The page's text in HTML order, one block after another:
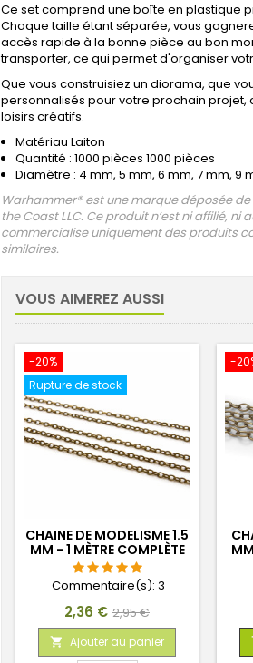
Ce set comprend une boîte en plastique
Chaque taille étant séparée, vous
accès rapide à la bonne pièce au bon
transporter, ce qui permet d'organiser
Que vous construisiez un diorama, que
personnalisés pour votre prochain projet,
loisirs créatifs.
Matériau Laiton
Quantité : 1000 pièces 1000 pièces
Diamètre : 4 mm, 5 mm, 6 mm, 7 mm, 9
Warhammer® est une marque déposée
the Coast LLC. Ce produit n’est ni affilié,
commercialise uniquement des produits
similaires.
VOUS AIMEREZ AUSSI
-20%
Rupture de stock
CHAINE DE MODELISME 1.5
MM - 1 MÈTRE COMPLÈTE
Commentaire(s): 3
Prix
2,36 € Prix
de
base
2,95 €
 Ajouter au panier
-